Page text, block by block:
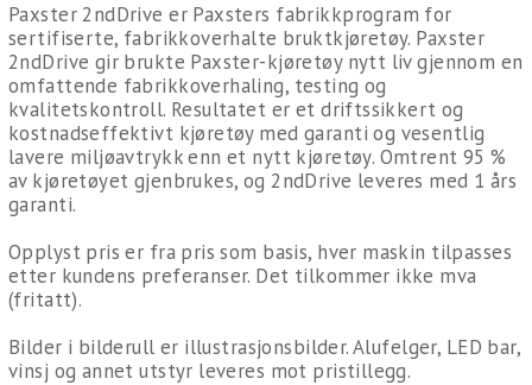
Paxster 2ndDrive er Paxsters fabrikkprogram for
sertifiserte, fabrikkoverhalte bruktkjøretøy. Paxster
2ndDrive gir brukte Paxster-kjøretøy nytt liv gjennom en
omfattende fabrikkoverhaling, testing og
kvalitetskontroll. Resultatet er et driftssikkert og
kostnadseffektivt kjøretøy med garanti og vesentlig
lavere miljøavtrykk enn et nytt kjøretøy. Omtrent 95 %
av kjøretøyet gjenbrukes, og 2ndDrive leveres med 1 års
garanti.
Opplyst pris er fra pris som basis, hver maskin tilpasses
etter kundens preferanser. Det tilkommer ikke mva
(fritatt).
Bilder i bilderull er illustrasjonsbilder. Alufelger, LED bar,
vinsj og annet utstyr leveres mot pristillegg.